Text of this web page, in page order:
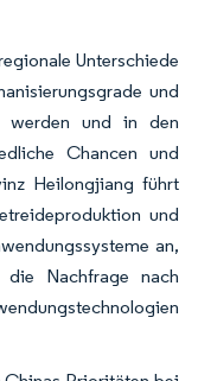
Unterschiede
und
werden und in den
Chancen und
Heilongjiang führt
und
an,
die Nachfrage nach